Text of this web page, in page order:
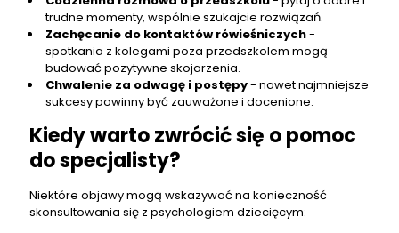
trudne momenty, wspólnie szukajcie rozwiązań.
Zachęcanie do kontaktów rówieśniczych-
spotkania z kolegami poza przedszkolem mogą
budować pozytywne skojarzenia.
Chwalenie za odwagę i postępy- nawet najmniejsze
sukcesy powinny być zauważone i docenione.
Kiedy warto zwrócić się o pomoc
do specjalisty?
Niektóre objawy mogą wskazywać na konieczność
skonsultowania się z psychologiem dziecięcym: